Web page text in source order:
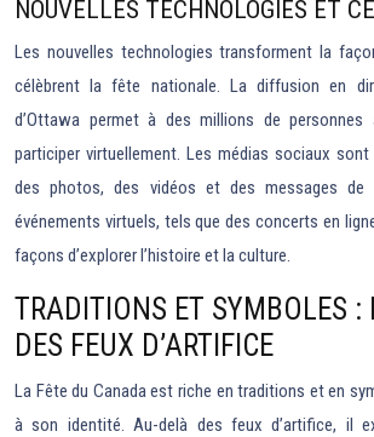
NOUVELLES TECHNOLOGIES ET
Les nouvelles technologies transforment la
célèbrent la fête nationale. La diffusion en
d’Ottawa permet à des millions de
participer virtuellement. Les médias sociaux
des photos, des vidéos et des messages de
événements virtuels, tels que des concerts en
façons d’explorer l’histoire et la culture.
TRADITIONS ET SYMBOLES :
DES FEUX D’ARTIFICE
La Fête du Canada est riche en traditions et en
à son identité. Au-delà des feux d’artifice, il